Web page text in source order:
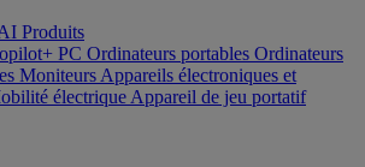
Produits
PC Ordinateurs portables Ordinateurs
Moniteurs Appareils électroniques et
électrique Appareil de jeu portatif